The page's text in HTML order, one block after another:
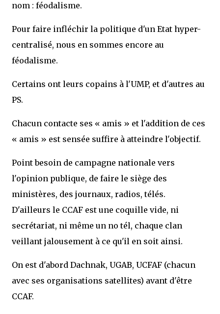
nom : féodalisme.
Pour faire infléchir la politique d'un Etat hyper-
centralisé, nous en sommes encore au
féodalisme.
Certains ont leurs copains à l'UMP, et d'autres au
PS.
Chacun contacte ses « amis » et l'addition de ces
« amis » est sensée suffire à atteindre l'objectif.
Point besoin de campagne nationale vers
l'opinion publique, de faire le siège des
ministères, des journaux, radios, télés.
D'ailleurs le CCAF est une coquille vide, ni
secrétariat, ni même un no tél, chaque clan
veillant jalousement à ce qu'il en soit ainsi.
On est d'abord Dachnak, UGAB, UCFAF (chacun
avec ses organisations satellites) avant d'être
CCAF.